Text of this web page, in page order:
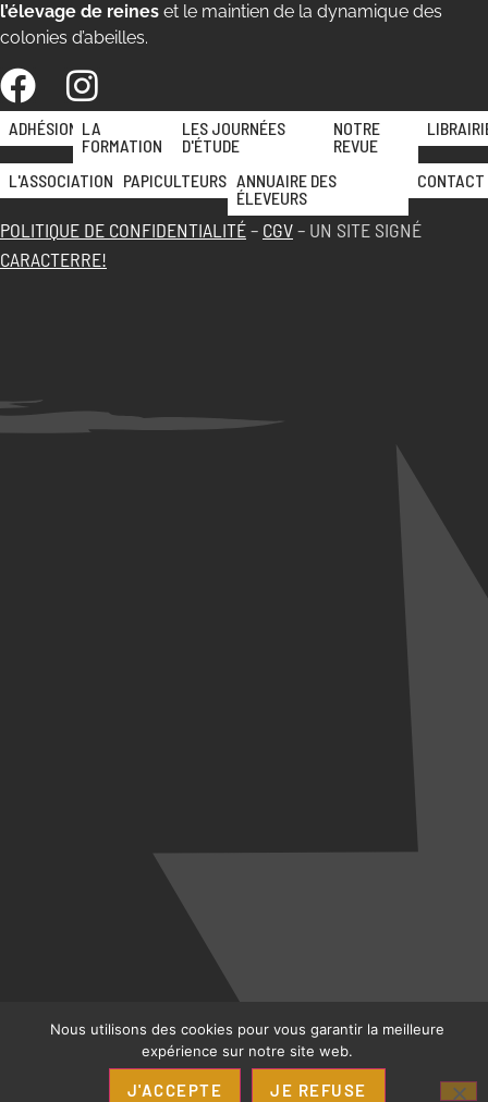
l’élevage de reines et le maintien de la dynamique des
colonies d’abeilles.
ADHÉSION LA
FORMATION
LES JOURNÉES
D'ÉTUDE
NOTRE
REVUE
L'ASSOCIATION PAPICULTEURS ANNUAIRE DES
ÉLEVEURS
CONTACT
POLITIQUE DE CONFIDENTIALITÉ– CGV– UN SITE SIGNÉ
CARACTERRE!
Nous utilisons des cookies pour vous garantir la meilleure
expérience sur notre site web.
J'ACCEPTE JE REFUSE